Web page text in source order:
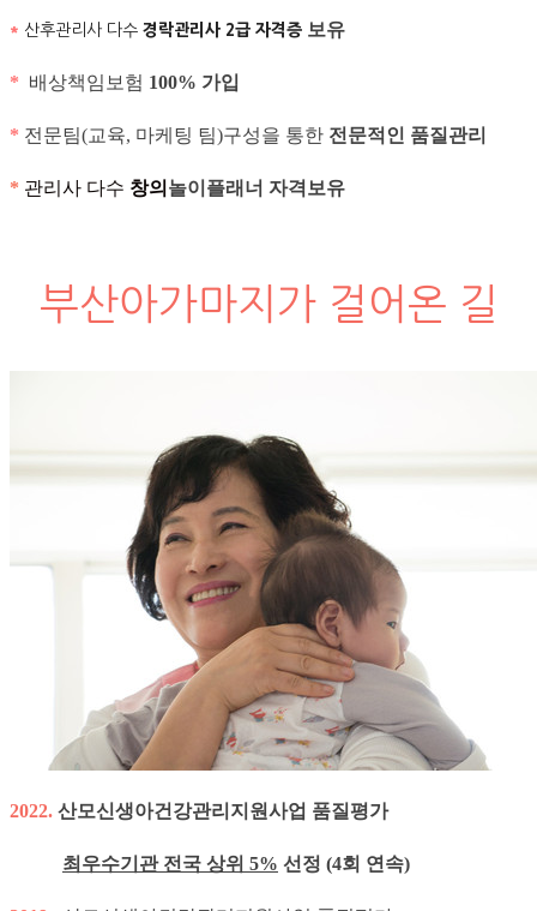
* 산후관리사 다수 경락관리사 2급 자격증 보유
* 배상책임보험 100% 가입
* 전문팀(교육, 마케팅 팀)구성을 통한 전문적인 품질관리
* 관리사 다수 창의 놀이플래너 자격보유
부산아가마지가 걸어온 길
2022. 산모신생아건강관리지원사업 품질평가
최우수기관 전국 상위 5% 선정 (4회 연속)